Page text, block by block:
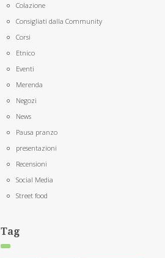
Colazione
Consigliati dalla Community
Corsi
Etnico
Eventi
Merenda
Negozi
News
Pausa pranzo
presentazioni
Recensioni
Social Media
Street food
Tag